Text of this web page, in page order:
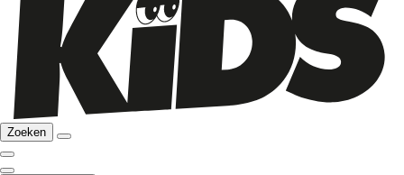
Zoeken